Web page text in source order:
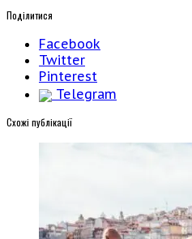
Поділитися
Facebook
Twitter
Pinterest
Telegram
Cхожі публікації